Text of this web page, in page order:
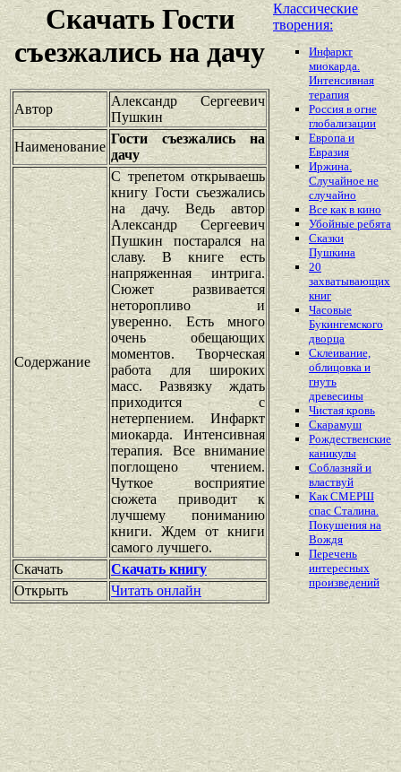
Скачать Гости
съезжались на дачу
Автор
Александр Сергеевич
Пушкин
Наименование
Гости съезжались на
дачу
Содержание
С трепетом открываешь
книгу Гости съезжались
на дачу. Ведь автор
Александр Сергеевич
Пушкин постарался на
славу. В книге есть
напряженная интрига.
Сюжет развивается
неторопливо и
уверенно. Есть много
очень обещающих
моментов. Творческая
работа для широких
масс. Развязку ждать
приходится с
нетерпением. Инфаркт
миокарда. Интенсивная
терапия. Все внимание
поглощено чтением.
Чуткое восприятие
сюжета приводит к
лучшему пониманию
книги. Ждем от книги
самого лучшего.
Скачать
Скачать книгу
Открыть
Читать онлайн
Классические
творения:
Инфаркт
миокарда.
Интенсивная
терапия
Россия в огне
глобализации
Европа и
Евразия
Иржина.
Случайное не
случайно
Все как в кино
Убойные ребята
Сказки
Пушкина
20
захватывающих
книг
Часовые
Букингемского
дворца
Склеивание,
облицовка и
гнуть
древесины
Чистая кровь
Скарамуш
Рождественские
каникулы
Соблазняй и
властвуй
Как СМЕРШ
спас Сталина.
Покушения на
Вождя
Перечень
интересных
произведений